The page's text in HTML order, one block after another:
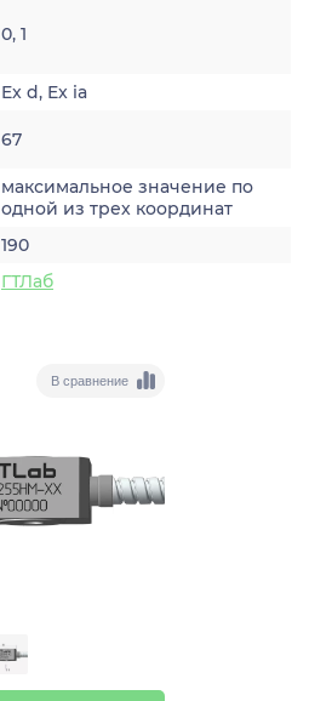
0, 1
Ex d, Ex ia
67
максимальное значение по
одной из трех координат
190
ГТЛаб
В сравнение